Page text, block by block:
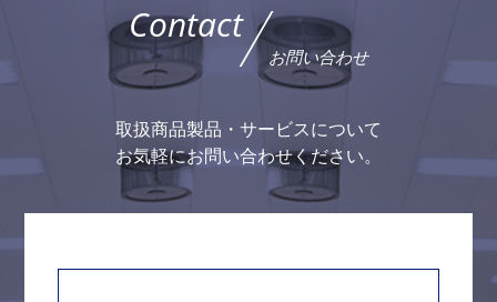
Contact
お問い合わせ
取扱商品製品・サービスについて
お気軽にお問い合わせください。